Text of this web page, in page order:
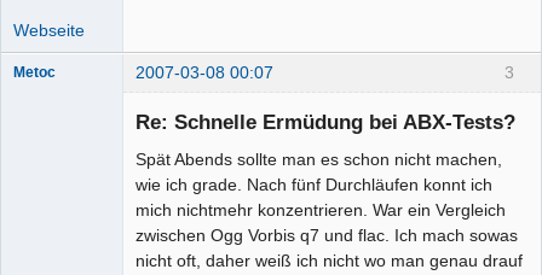
Webseite
3
Metoc 2007-03-08 00:07
Re: Schnelle Ermüdung bei ABX-Tests?
Spät Abends sollte man es schon nicht machen,
wie ich grade. Nach fünf Durchläufen konnt ich
mich nichtmehr konzentrieren. War ein Vergleich
zwischen Ogg Vorbis q7 und flac. Ich mach sowas
nicht oft, daher weiß ich nicht wo man genau drauf